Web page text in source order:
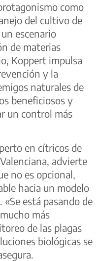
como
del cultivo de
escenario
de materias
Koppert impulsa
y la
naturales de
beneficiosos y
un control más
en cítricos de
advierte
no es opcional,
hacia un modelo
está pasando de
más
de las plagas
biológicas se